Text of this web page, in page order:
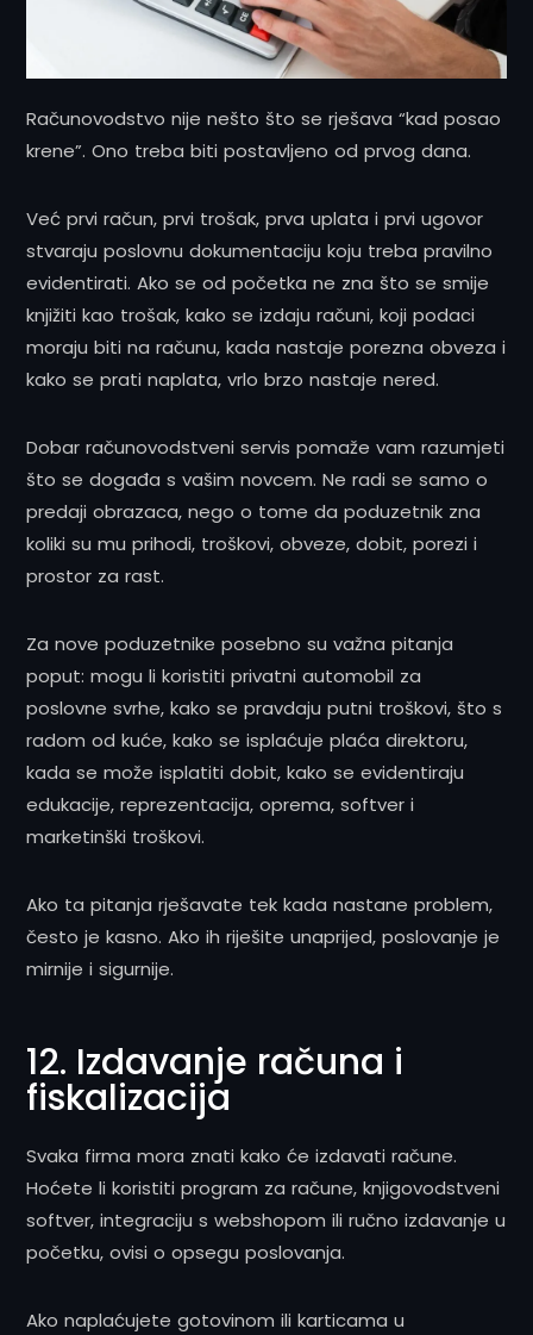
Računovodstvo nije nešto što se rješava “kad posao
krene”. Ono treba biti postavljeno od prvog dana.
Već prvi račun, prvi trošak, prva uplata i prvi ugovor
stvaraju poslovnu dokumentaciju koju treba pravilno
evidentirati. Ako se od početka ne zna što se smije
knjižiti kao trošak, kako se izdaju računi, koji podaci
moraju biti na računu, kada nastaje porezna obveza i
kako se prati naplata, vrlo brzo nastaje nered.
Dobar računovodstveni servis pomaže vam razumjeti
što se događa s vašim novcem. Ne radi se samo o
predaji obrazaca, nego o tome da poduzetnik zna
koliki su mu prihodi, troškovi, obveze, dobit, porezi i
prostor za rast.
Za nove poduzetnike posebno su važna pitanja
poput: mogu li koristiti privatni automobil za
poslovne svrhe, kako se pravdaju putni troškovi, što s
radom od kuće, kako se isplaćuje plaća direktoru,
kada se može isplatiti dobit, kako se evidentiraju
edukacije, reprezentacija, oprema, softver i
marketinški troškovi.
Ako ta pitanja rješavate tek kada nastane problem,
često je kasno. Ako ih riješite unaprijed, poslovanje je
mirnije i sigurnije.
12. Izdavanje računa i
fiskalizacija
Svaka firma mora znati kako će izdavati račune.
Hoćete li koristiti program za račune, knjigovodstveni
softver, integraciju s webshopom ili ručno izdavanje u
početku, ovisi o opsegu poslovanja.
Ako naplaćujete gotovinom ili karticama u